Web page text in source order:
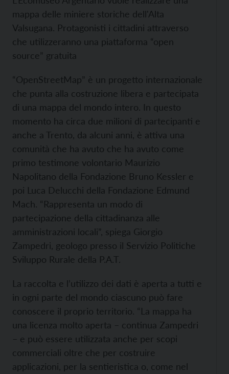
mappa delle miniere storiche dell'Alta
Valsugana. Protagonisti i cittadini attraverso
che utilizzeranno una piattaforma “open
source” gratuita
“OpenStreetMap” è un progetto internazionale
che punta alla costruzione libera e partecipata
di una mappa del mondo intero. In questo
momento ha circa due milioni di partecipanti e
anche a Trento, da alcuni anni, è attiva una
comunità che ha avuto che ha avuto come
primo testimone volontario Maurizio
Napolitano della Fondazione Bruno Kessler e
poi Luca Delucchi della Fondazione Edmund
Mach. “Rappresenta un modo di
partecipazione della cittadinanza alle
amministrazioni locali”, spiega Giorgio
Zampedri, geologo presso il Servizio Politiche
Sviluppo Rurale della P.A.T.
La raccolta e l’utilizzo dei dati è aperta a tutti e
in ogni parte del mondo ciascuno può fare
conoscere il proprio territorio. “La mappa ha
una licenza molto aperta – continua Zampedri
– e può essere utilizzata anche per scopi
commerciali oltre che per costruire
applicazioni, per la sentieristica o, come nel